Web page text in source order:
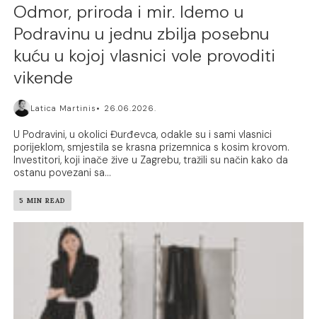
Odmor, priroda i mir. Idemo u
Podravinu u jednu zbilja posebnu
kuću u kojoj vlasnici vole provoditi
vikende
Latica Martinis 26.06.2026.
U Podravini, u okolici Đurđevca, odakle su i sami vlasnici
porijeklom, smjestila se krasna prizemnica s kosim krovom.
Investitori, koji inače žive u Zagrebu, tražili su način kako da
ostanu povezani sa...
5 MIN READ